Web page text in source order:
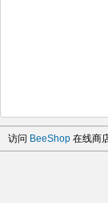
访问 BeeShop 在线商